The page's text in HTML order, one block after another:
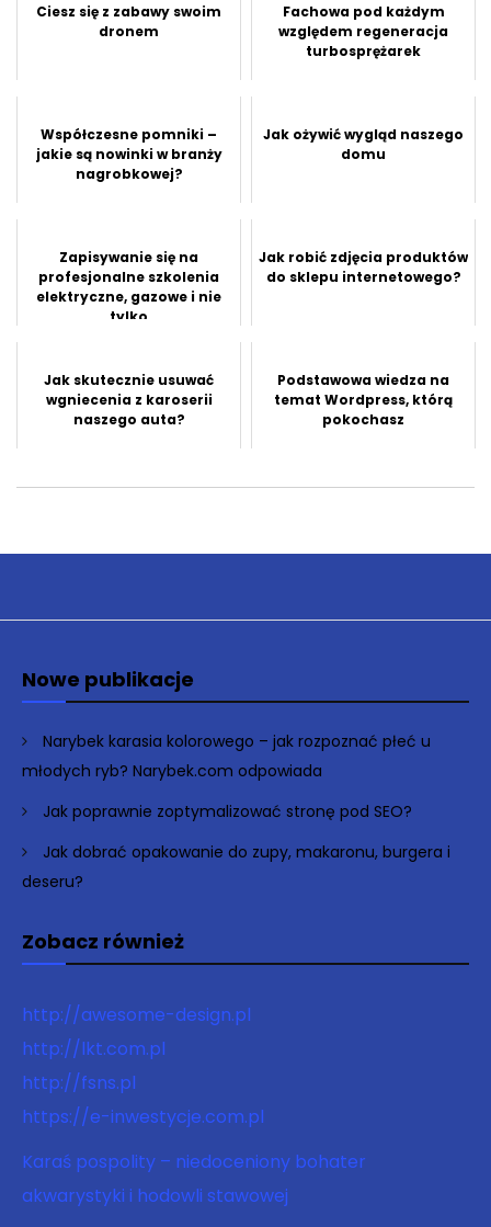
Ciesz się z zabawy swoim
dronem
Fachowa pod każdym
względem regeneracja
turbosprężarek
Współczesne pomniki –
jakie są nowinki w branży
nagrobkowej?
Jak ożywić wygląd naszego
domu
Zapisywanie się na
profesjonalne szkolenia
elektryczne, gazowe i nie
tylko
Jak robić zdjęcia produktów
do sklepu internetowego?
Jak skutecznie usuwać
wgniecenia z karoserii
naszego auta?
Podstawowa wiedza na
temat Wordpress, którą
pokochasz
Nowe publikacje
Narybek karasia kolorowego – jak rozpoznać płeć u
młodych ryb? Narybek.com odpowiada
Jak poprawnie zoptymalizować stronę pod SEO?
Jak dobrać opakowanie do zupy, makaronu, burgera i
deseru?
Zobacz również
http://awesome-design.pl
http://lkt.com.pl
http://fsns.pl
https://e-inwestycje.com.pl
Karaś pospolity – niedoceniony bohater
akwarystyki i hodowli stawowej